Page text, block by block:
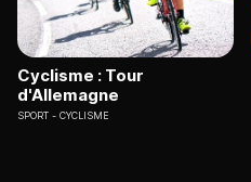
Cyclisme : Tour
d'Allemagne
SPORT CYCLISME